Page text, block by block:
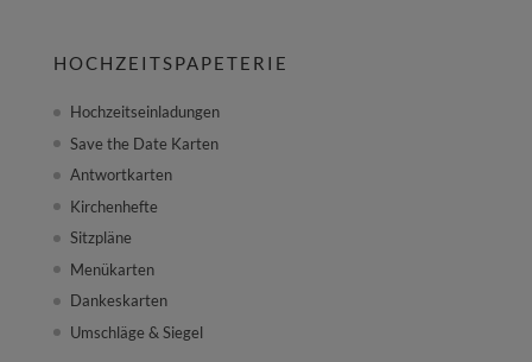
HOCHZEITSPAPETERIE
Hochzeitseinladungen
Save the Date Karten
Antwortkarten
Kirchenhefte
Sitzpläne
Menükarten
Dankeskarten
Umschläge & Siegel